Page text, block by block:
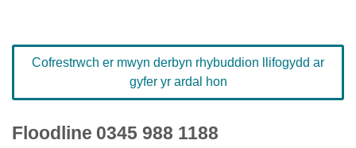
Cofrestrwch er mwyn derbyn rhybuddion llifogydd ar
gyfer yr ardal hon
Floodline 0345 988 1188